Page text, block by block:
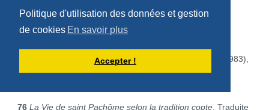
Politique d'utilisation des données et gestion
de cookies En savoir plus
Accepter !
Publications, Kalamazoo 1983.
75.1"Chénouté ou les écueils du monachisme
Vie des Communautés Religieuses
41 (1983),
236‑246.
76 La Vie de saint Pachôme selon la tradition copte. Traduite